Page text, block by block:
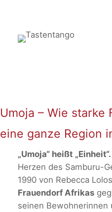
springen
Umoja – Wie starke
eine ganze Region
„Umoja“ heißt „Einheit“.
Herzen des Samburu-
1990 von Rebecca
Frauendorf Afrikas
seinen Bewohnerinnen